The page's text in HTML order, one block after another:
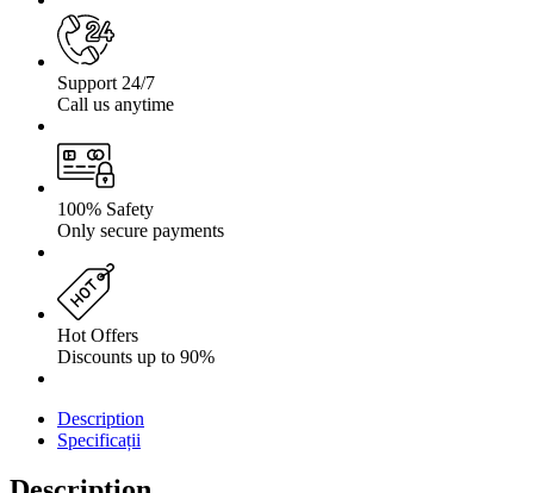
Support 24/7
Call us anytime
100% Safety
Only secure payments
Hot Offers
Discounts up to 90%
Description
Specificații